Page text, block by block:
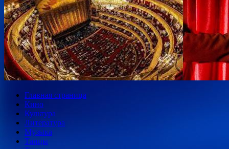
Главная страница
Кино
Культура
Литература
Музыка
Танцы